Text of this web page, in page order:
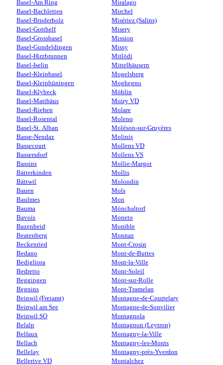
Basel-Am Ring
Basel-Bachletten
Basel-Bruderholz
Basel-Gotthelf
Basel-Grossbasel
Basel-Gundeldingen
Basel-Hirzbrunnen
Basel-Iselin
Basel-Kleinbasel
Basel-Kleinhüningen
Basel-Klybeck
Basel-Matthäus
Basel-Riehen
Basel-Rosental
Basel-St. Alban
Basse-Nendaz
Bassecourt
Bassersdorf
Bassins
Bätterkinden
Bättwil
Bauen
Baulmes
Bauma
Bavois
Bazenheid
Beatenberg
Beckenried
Bedano
Bedigliora
Bedretto
Beggingen
Begnins
Beinwil (Freiamt)
Beinwil am See
Beinwil SO
Belalp
Belfaux
Bellach
Bellelay
Bellerive VD
Miralago
Mirchel
Misériez (Salins)
Misery
Mission
Missy
Mitlödi
Mittelhäusern
Mogelsberg
Moghegno
Möhlin
Moiry VD
Molare
Moleno
Moléson-sur-Gruyères
Molinis
Mollens VD
Mollens VS
Mollie-Margot
Mollis
Molondin
Mols
Mon
Mönchaltorf
Moneto
Monible
Monnaz
Mont-Crosin
Mont-de-Buttes
Mont-la-Ville
Mont-Soleil
Mont-sur-Rolle
Mont-Tramelan
Montagne-de-Courtelary
Montagne-de-Sonvilier
Montagnola
Montagnon (Leytron)
Montagny-la-Ville
Montagny-les-Monts
Montagny-près-Yverdon
Montalchez